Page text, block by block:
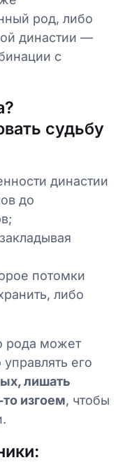
род, либо
династии —
с
судьбу
династии
до
потомки
либо
рода может
его
лишать
изгоем, чтобы